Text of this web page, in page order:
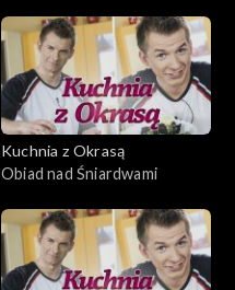
Kuchnia z Okrasą
Obiad nad Śniardwami